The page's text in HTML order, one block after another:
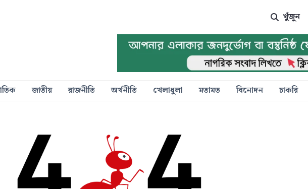
খুঁজুন
জাতীয় রাজনীতি অর্থনীতি খেলাধুলা মতামত বিনোদন চাকরি